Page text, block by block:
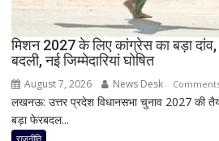
मिशन 2027 के लिए कांग्रेस का बड़ा दांव,
बदली, नई जिम्मेदारियां घोषित
August 7, 2026 News Desk
लखनऊ: उत्तर प्रदेश विधानसभा चुनाव 2027 की
बड़ा फेरबदल...
राजनीति